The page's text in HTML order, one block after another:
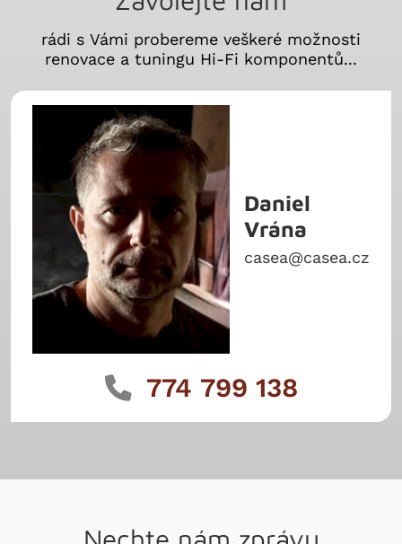
rádi s Vámi probereme veškeré možnosti
renovace a tuningu Hi-Fi komponentů...
Daniel
Vrána
casea@casea.cz
774 799 138